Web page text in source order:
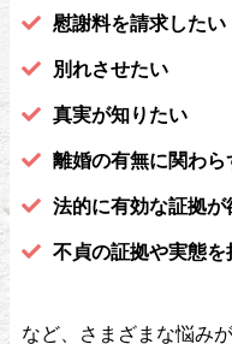
慰謝料を請求したい
別れさせたい
真実が知りたい
離婚の有無に関わら
法的に有効な証拠が
不貞の証拠や実態
など、さまざまな悩み